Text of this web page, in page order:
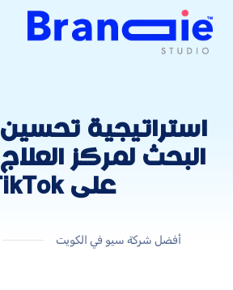
استراتيجية
البحث لمركز
على TikTok
أفضل شركة سيو في الكويت